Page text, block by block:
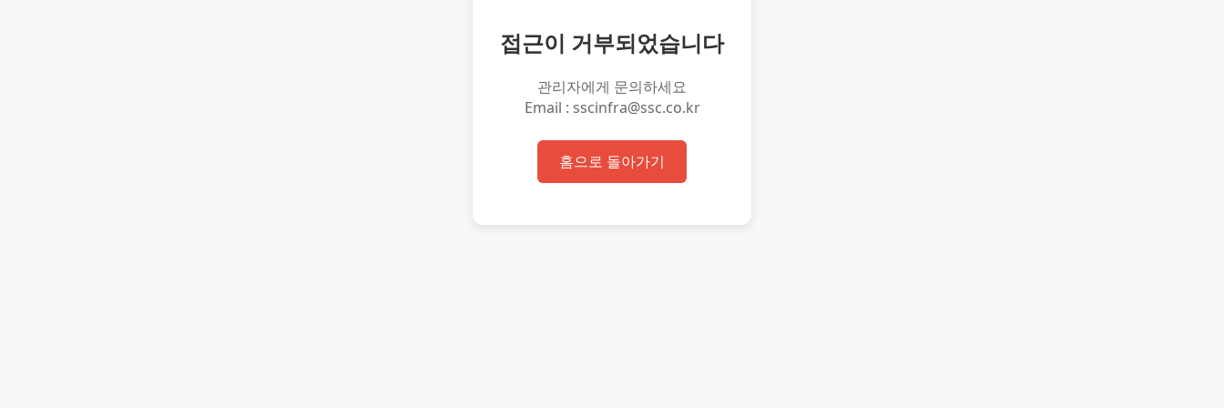
접근이 거부되었습니다
관리자에게 문의하세요
Email : sscinfra@ssc.co.kr
홈으로 돌아가기